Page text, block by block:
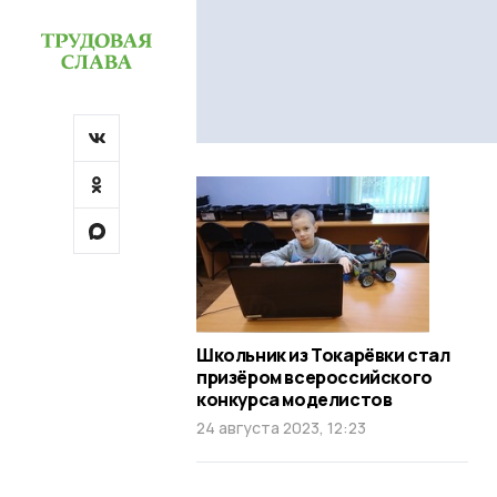
Школьник из Токарёвки стал
призёром всероссийского
конкурса моделистов
24 августа 2023, 12:23